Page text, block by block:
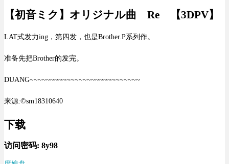
【初音ミク】オリジナル曲 Re 【3DPV】
LAT式发力ing，第四发，也是Brother.P系列作。
准备先把Brother的发完。
DUANG~~~~~~~~~~~~~~~~~~~~~~~~~~~
来源:©sm18310640
下载
访问密码: 8y98